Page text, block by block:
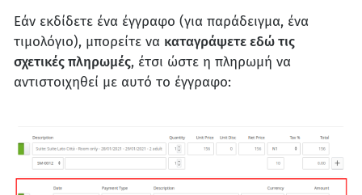
Εάν εκδίδετε ένα έγγραφο (για παράδειγμα, ένα
τιμολόγιο), μπορείτε να καταγράψετε εδώ τις
σχετικές πληρωμές, έτσι ώστε η πληρωμή να
αντιστοιχηθεί με αυτό το έγγραφο: